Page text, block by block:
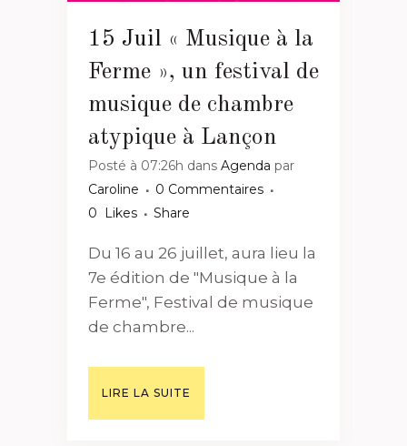
15 Juil « Musique à la
Ferme », un festival de
musique de chambre
atypique à Lançon
Posté à 07:26h dans Agenda par
Caroline
0 Commentaires
0
Likes Share
Du 16 au 26 juillet, aura lieu la
7e édition de "Musique à la
Ferme", Festival de musique
de chambre...
LIRE LA SUITE